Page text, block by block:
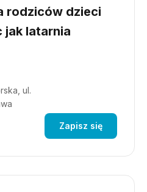
rodziców dzieci
jak latarnia
ul.
Zapisz się